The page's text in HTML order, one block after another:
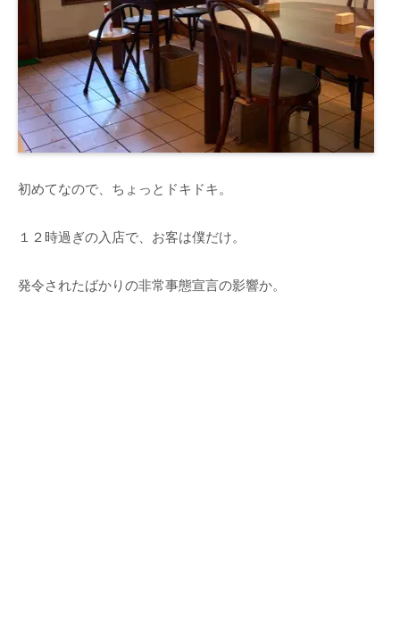
初めてなので、ちょっとドキドキ。
１２時過ぎの入店で、お客は僕だけ。
発令されたばかりの非常事態宣言の影響か。